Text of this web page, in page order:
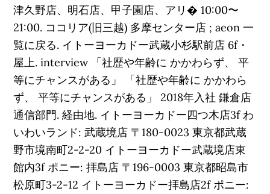
津久野店、明石店、甲子園店、アリ� 10:00〜
21:00. ココリア(旧三越) 多摩センター店 ; aeon 一
覧に戻る. イトーヨーカドー武蔵小杉駅前店 6f・
屋上. interview 「社歴や年齢に かかわらず、 平
等にチャンスがある」 「社歴や年齢に かかわら
ず、 平等にチャンスがある」 2018年入社 鎌倉店
通信部門. 経由地. イトーヨーカドー四つ木店3f わ
いわいランド: 武蔵境店 〒180-0023 東京都武蔵
野市境南町2-2-20 イトーヨーカドー武蔵境店東
館内3f ポニー: 拝島店 〒196-0003 東京都昭島市
松原町3-2-12 イトーヨーカドー拝島店2f ポニー: